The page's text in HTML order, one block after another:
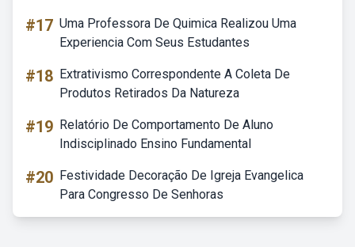
#17 Uma Professora De Quimica Realizou Uma
Experiencia Com Seus Estudantes
#18 Extrativismo Correspondente A Coleta De
Produtos Retirados Da Natureza
#19 Relatório De Comportamento De Aluno
Indisciplinado Ensino Fundamental
#20 Festividade Decoração De Igreja Evangelica
Para Congresso De Senhoras